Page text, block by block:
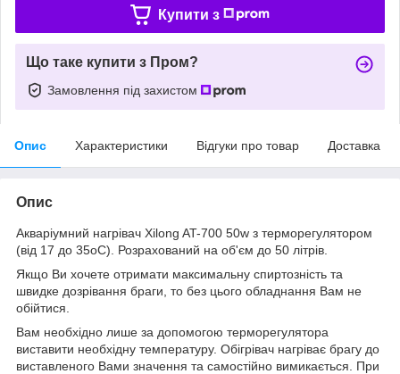
Купити з
Що таке купити з Пром?
Замовлення під захистом
Опис Характеристики Відгуки про товар Доставка
Опис
Акваріумний нагрівач Xilong AT-700 50w з терморегулятором
(від 17 до 35оС). Розрахований на об'єм до 50 літрів.
Якщо Ви хочете отримати максимальну спиртозність та
швидке дозрівання браги, то без цього обладнання Вам не
обійтися.
Вам необхідно лише за допомогою терморегулятора
виставити необхідну температуру. Обігрівач нагріває брагу до
виставленого Вами значення та самостійно вимикається. При